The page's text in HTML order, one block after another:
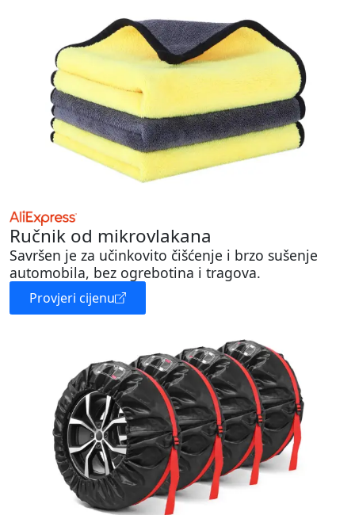
Ručnik od mikrovlakana
Savršen je za učinkovito čišćenje i brzo sušenje
automobila, bez ogrebotina i tragova.
Provjeri cijenu